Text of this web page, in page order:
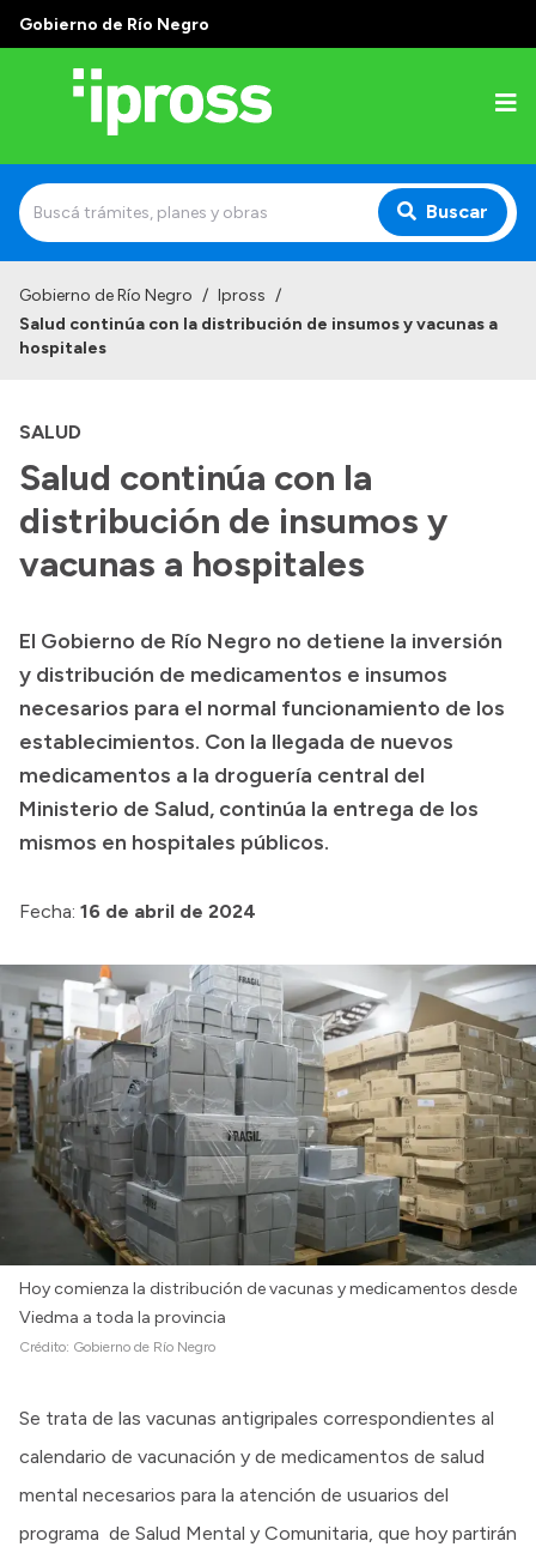
Gobierno de Río Negro
Buscar
Institucional
Autoridades
Delegaciones
Consultorios Propios
Transparencia
Inversión en Salud
Licitaciones
Consulta de expedientes
Gobierno de Río Negro / Ipross /
Salud continúa con la distribución de insumos y vacunas a
hospitales
SALUD
Salud continúa con la
distribución de insumos y
vacunas a hospitales
El Gobierno de Río Negro no detiene la inversión
y distribución de medicamentos e insumos
necesarios para el normal funcionamiento de los
establecimientos. Con la llegada de nuevos
medicamentos a la droguería central del
Ministerio de Salud, continúa la entrega de los
mismos en hospitales públicos.
Fecha: 16 de abril de 2024
Hoy comienza la distribución de vacunas y medicamentos desde
Viedma a toda la provincia
Crédito: Gobierno de Río Negro
Se trata de las vacunas antigripales correspondientes al
calendario de vacunación y de medicamentos de salud
mental necesarios para la atención de usuarios del
programa de Salud Mental y Comunitaria, que hoy partirán